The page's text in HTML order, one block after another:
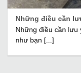
Những điều cần
Những điều cần lưu
như bạn [...]